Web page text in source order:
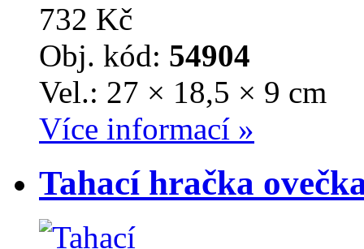
732 Kč
Obj. kód: 54904
Vel.: 27 × 18,5 × 9 cm
Více informací »
Tahací hračka